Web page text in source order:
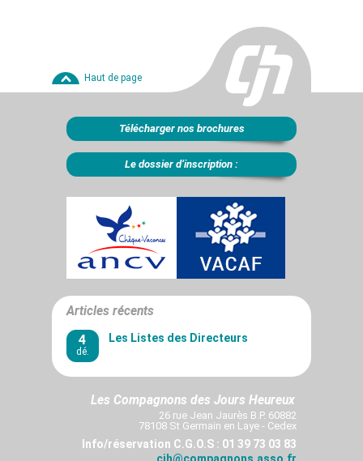
Haut de page
Télécharger nos brochures
Le dossier d’inscription :
Articles récents
4
dé.
Les Listes des Directeurs
Les Compagnons des Jours Heureux
26 rue Jean Jaurès B.P. 60882
78108 St Germain en Laye - Cedex
Info/réservation C.G.O.S : 01 39 73 03 83